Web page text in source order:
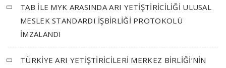
TAB İLE MYK ARASINDA ARI YETİŞTİRİCİLİĞİ ULUSAL
MESLEK STANDARDI İŞBİRLİĞİ PROTOKOLÜ
İMZALANDI
TÜRKİYE ARI YETİŞTİRİCİLERİ MERKEZ BİRLİĞİ’NİN